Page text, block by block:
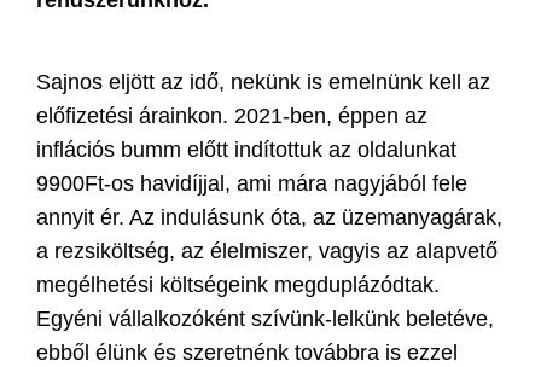
Sajnos eljött az idő, nekünk is emelnünk kell az
előfizetési árainkon. 2021-ben, éppen az
inflációs bumm előtt indítottuk az oldalunkat
9900Ft-os havidíjjal, ami mára nagyjából fele
annyit ér. Az indulásunk óta, az üzemanyagárak,
a rezsiköltség, az élelmiszer, vagyis az alapvető
megélhetési költségeink megduplázódtak.
Egyéni vállalkozóként szívünk-lelkünk beletéve,
ebből élünk és szeretnénk továbbra is ezzel